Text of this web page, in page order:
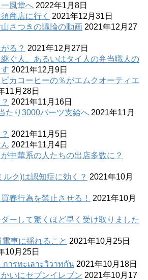
風堂へ 2022年1月8日
商店に行く
2021年12月31日
さつきの議論の動画 2021年12月27
る？ 2021年12月27日
ぐ人、あるいはタイ人の弁当職人の
2021年12月9日
カコーヒーの％がエムクオーティエ
11月28日
2021年11月16日
たり3000バーツ支給へ 2021年11月
2021年11月5日
2021年11月4日
中華系の人たちの出店多数に？
ルク)は認知症に効く？ 2021年10月
春行為を禁止させる！
2021年10月
ーして驚くほど早く受け取りました
車に揺れること 2021年10月25日
10月25日
การทะเลาะวิวาทกัน 2021年10月18日
いにセブンイレブン 2021年10月17